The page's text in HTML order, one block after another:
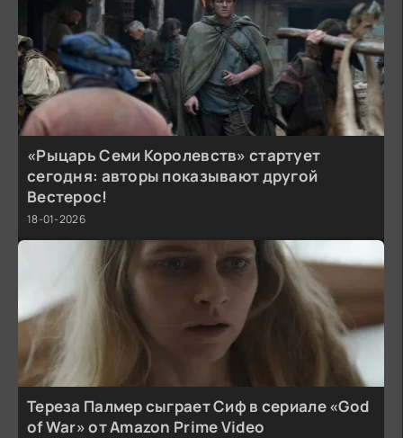
«Рыцарь Семи Королевств» стартует
сегодня: авторы показывают другой
Вестерос!
18-01-2026
Тереза Палмер сыграет Сиф в сериале «God
of War» от Amazon Prime Video